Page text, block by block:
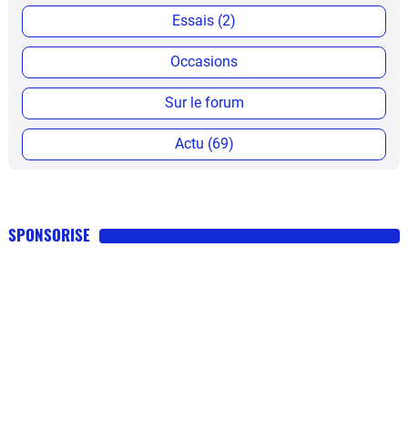
Essais (2)
Occasions
Sur le forum
Actu (69)
SPONSORISE